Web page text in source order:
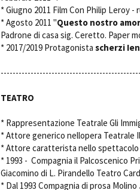
* Giugno 2011 Film Con Philip Leroy
* Agosto 2011 "Questo nostro
Padrone di casa sig. Ceretto. Paper
* 2017/2019 Protagonista scherzi
TEATRO
* Rappresentazione Teatrale Gli
* Attore generico nellopera Teatrale
* Attore caratterista nello spettacolo
* 1993 - Compagnia il Palcoscenico
Giacomino di L. Pirandello Teatro
* Dal 1993 Compagnia di prosa